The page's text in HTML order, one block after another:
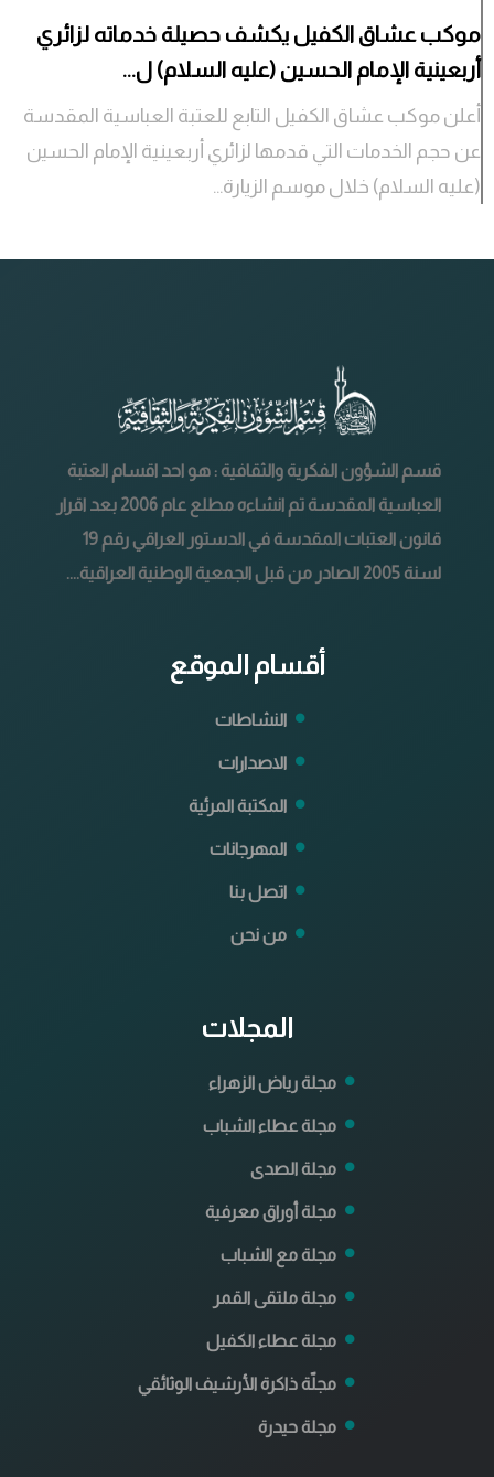
موكب عشاق الكفيل يكشف حصيلة خدماته لزائري
أربعينية الإمام الحسين (عليه السلام) ل...
أعلن موكب عشاق الكفيل التابع للعتبة العباسية المقدسة
عن حجم الخدمات التي قدمها لزائري أربعينية الإمام الحسين
(عليه السلام) خلال موسم الزيارة...
قسم الشؤون الفكرية والثقافية : هو احد اقسام العتبة
العباسية المقدسة تم انشاءه مطلع عام 2006 بعد اقرار
قانون العتبات المقدسة في الدستور العراقي رقم 19
لسنة 2005 الصادر من قبل الجمعية الوطنية العراقية....
أقسام الموقع
النشاطات
الاصدارات
المكتبة المرئية
المهرجانات
اتصل بنا
من نحن
المجلات
مجلة رياض الزهراء
مجلة عطاء الشباب
مجلة الصدى
مجلة أوراق معرفية
مجلة مع الشباب
مجلة ملتقى القمر
مجلة عطاء الكفيل
مجلّة ذاكرة الأرشيف الوثائقي
مجلة حيدرة